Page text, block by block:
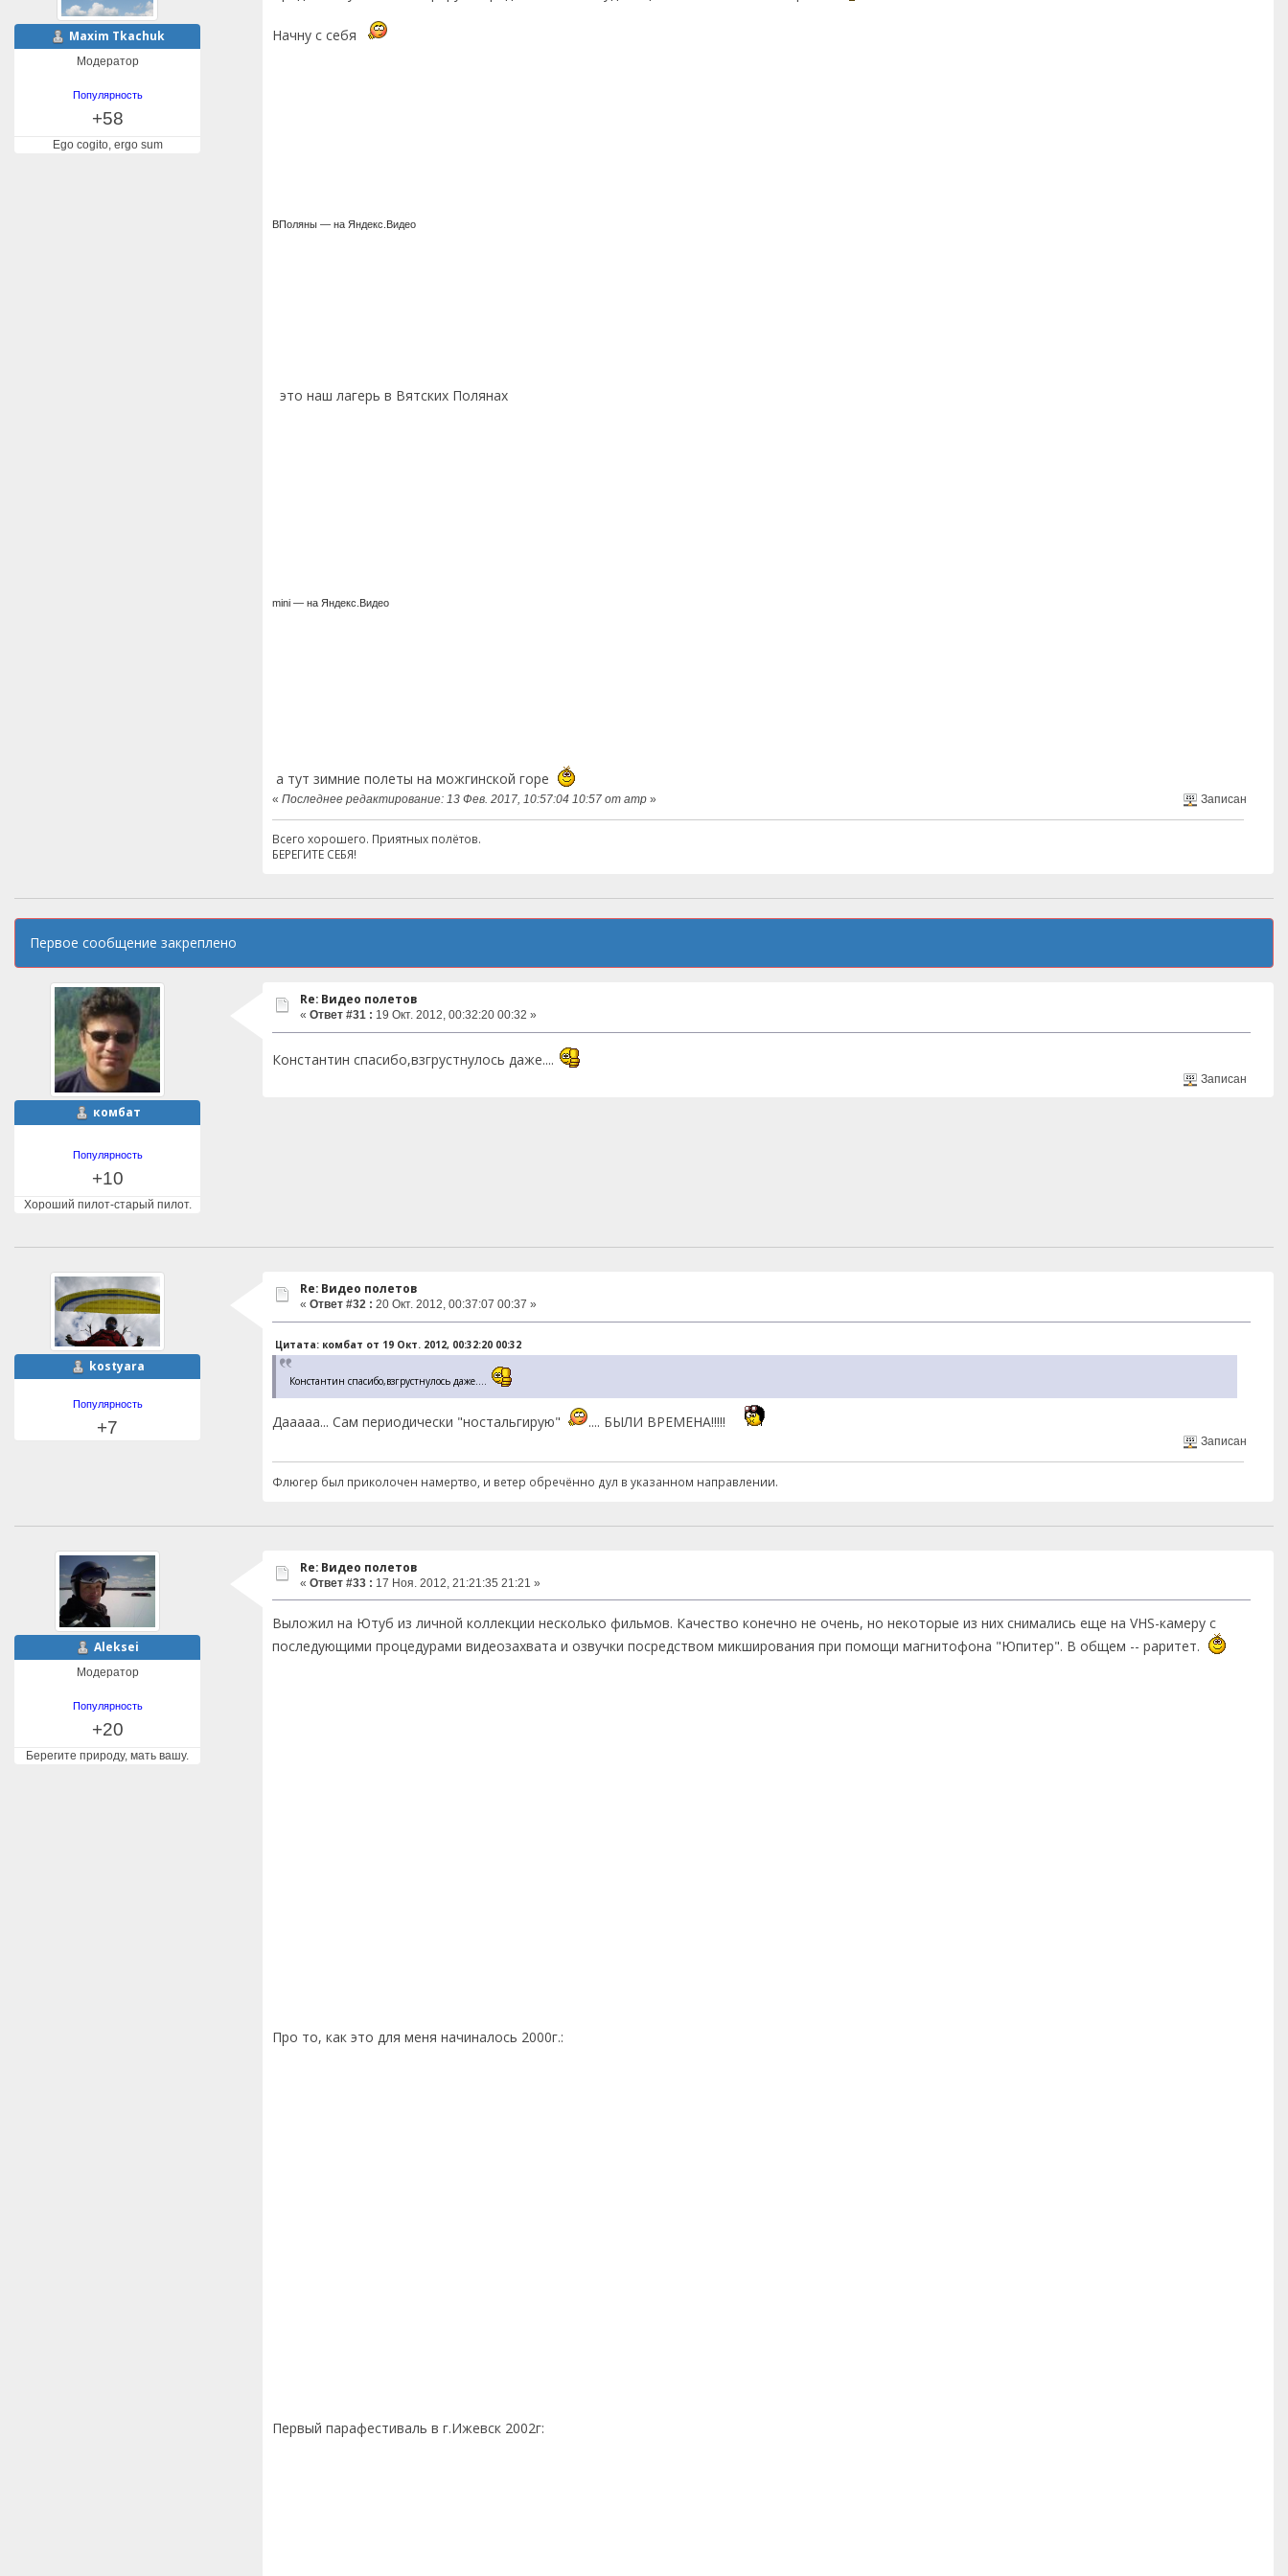
Maxim Tkachuk
Модератор
Популярность
+58
Ego cogito, ergo sum
Начну с себя
ВПоляны — на Яндекс.Видео
это наш лагерь в Вятских Полянах
mini — на Яндекс.Видео
а тут зимние полеты на можгинской горе
« Последнее редактирование: 13 Фев. 2017, 10:57:04 10:57 от amp » Записан
Всего хорошего. Приятных полётов.
БЕРЕГИТЕ СЕБЯ!
Первое сообщение закреплено
комбат
Популярность
+10
Хороший пилот-старый пилот.
Re: Видео полетов
« Ответ #31 : 19 Окт. 2012, 00:32:20 00:32 »
Константин спасибо,взгрустнулось даже....
Записан
kostyara
Популярность
+7
Re: Видео полетов
« Ответ #32 : 20 Окт. 2012, 00:37:07 00:37 »
Цитата: комбат от 19 Окт. 2012, 00:32:20 00:32
Константин спасибо,взгрустнулось даже....
Дааааа... Сам периодически "ностальгирую" .... БЫЛИ ВРЕМЕНА!!!!!
Записан
Флюгер был приколочен намертво, и ветер обречённо дул в указанном направлении.
Aleksei
Модератор
Популярность
+20
Берегите природу, мать вашу.
Re: Видео полетов
« Ответ #33 : 17 Ноя. 2012, 21:21:35 21:21 »
Выложил на Ютуб из личной коллекции несколько фильмов. Качество конечно не очень, но некоторые из них снимались еще на VHS-камеру с
последующими процедурами видеозахвата и озвучки посредством микширования при помощи магнитофона "Юпитер". В общем -- раритет.
Про то, как это для меня начиналось 2000г.:
Первый парафестиваль в г.Ижевск 2002г: